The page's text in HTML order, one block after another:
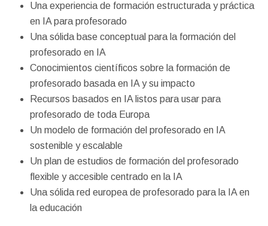
Una experiencia de formación estructurada y práctica
en IA para profesorado
Una sólida base conceptual para la formación del
profesorado en IA
Conocimientos científicos sobre la formación de
profesorado basada en IA y su impacto
Recursos basados en IA listos para usar para
profesorado de toda Europa
Un modelo de formación del profesorado en IA
sostenible y escalable
Un plan de estudios de formación del profesorado
flexible y accesible centrado en la IA
Una sólida red europea de profesorado para la IA en
la educación